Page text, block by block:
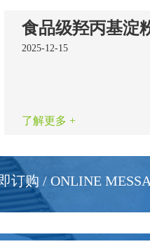
2025-12-15
了解更多 +
订购 / ONLINE